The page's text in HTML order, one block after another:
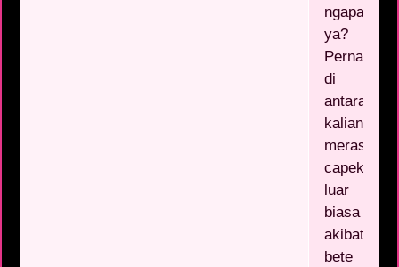
ngapain
ya?
Pernahkah
di
antara
kalian
merasakan
capek
luar
biasa
akibat
bete